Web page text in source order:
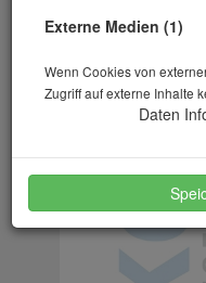
Externe Medien (1)
Wenn Cookies von
Zugriff auf externe Inhalte
Daten